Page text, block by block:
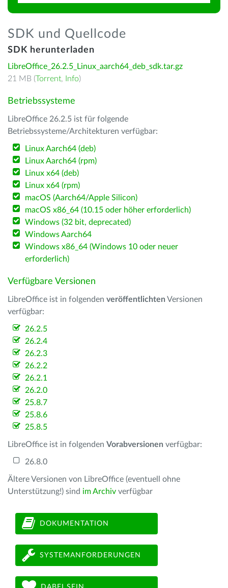
SDK und Quellcode
SDK herunterladen
LibreOffice_26.2.5_Linux_aarch64_deb_sdk.tar.gz
21 MB (Torrent, Info)
Betriebssysteme
LibreOffice 26.2.5 ist für folgende
Betriebssysteme/Architekturen verfügbar:
Linux Aarch64 (deb)
Linux Aarch64 (rpm)
Linux x64 (deb)
Linux x64 (rpm)
macOS (Aarch64/Apple Silicon)
macOS x86_64 (10.15 oder höher erforderlich)
Windows (32 bit, deprecated)
Windows Aarch64
Windows x86_64 (Windows 10 oder neuer
erforderlich)
Verfügbare Versionen
LibreOffice ist in folgenden veröffentlichten Versionen
verfügbar:
26.2.5
26.2.4
26.2.3
26.2.2
26.2.1
26.2.0
25.8.7
25.8.6
25.8.5
LibreOffice ist in folgenden Vorabversionen verfügbar:
26.8.0
Ältere Versionen von LibreOffice (eventuell ohne
Unterstützung!) sind im Archiv verfügbar
DOKUMENTATION
SYSTEMANFORDERUNGEN